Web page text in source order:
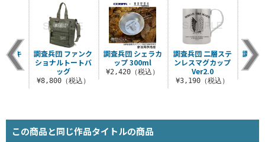
調査兵団 シェラカ
ップ 300ml
¥2,420（税込）
調査兵団 二層ステ
ンレスマグカップ
Ver2.0
¥3,190（税込）
調査
ス
ルキ
ー
込）
調査兵団 ファンク
ショナルトートバ
ッグ
¥8,800（税込）
この商品と同じ作品タイトルの商品